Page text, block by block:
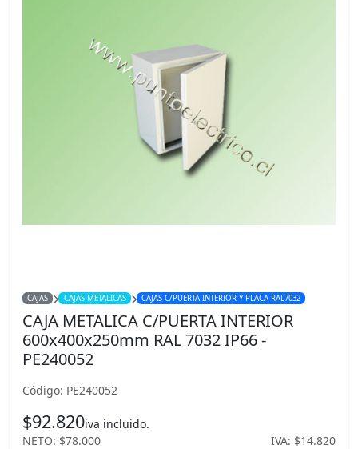
CAJAS CAJAS METALICAS CAJAS C/PUERTA INTERIOR Y PLACA RAL7032
CAJA METALICA C/PUERTA INTERIOR
600x400x250mm RAL 7032 IP66 -
PE240052
Código: PE240052
$92.820iva incluido.
NETO: $78.000
IVA: $14.820